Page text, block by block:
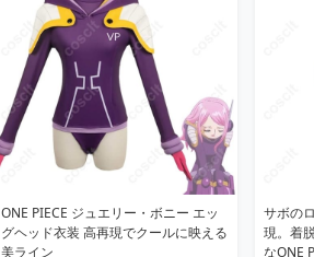
ONE PIECE ジュエリー・ボニー エッ
グヘッド衣装 高再現でクールに映える
美ライン
サボの
現。着
なONE